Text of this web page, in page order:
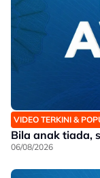
VIDEO TERKINI &
Bila anak tiada,
06/08/2026